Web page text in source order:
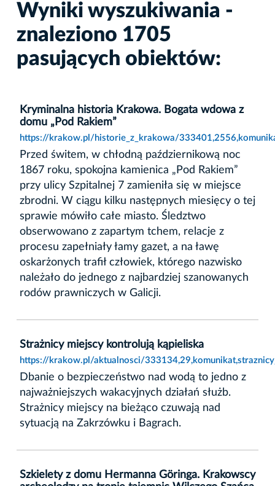
Wyniki wyszukiwania -
znaleziono 1705
pasujących obiektów:
Kryminalna historia Krakowa. Bogata wdowa z
domu „Pod Rakiem”
https://krakow.pl/historie_z_krakowa/
Przed świtem, w chłodną październikową noc
1867 roku, spokojna kamienica „Pod Rakiem”
przy ulicy Szpitalnej 7 zamieniła się w miejsce
zbrodni. W ciągu kilku następnych miesięcy o tej
sprawie mówiło całe miasto. Śledztwo
obserwowano z zapartym tchem, relacje z
procesu zapełniały łamy gazet, a na ławę
oskarżonych trafił człowiek, którego nazwisko
należało do jednego z najbardziej szanowanych
rodów prawniczych w Galicji.
Strażnicy miejscy kontrolują kąpieliska
https://krakow.pl/aktualnosci/
Dbanie o bezpieczeństwo nad wodą to jedno z
najważniejszych wakacyjnych działań służb.
Strażnicy miejscy na bieżąco czuwają nad
sytuacją na Zakrzówku i Bagrach.
Szkielety z domu Hermanna Göringa. Krakowscy